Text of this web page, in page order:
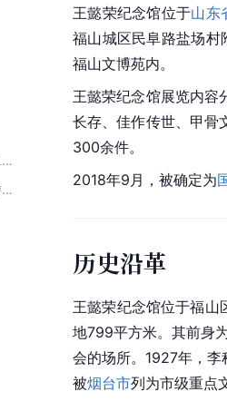
山东省第四批国家二级博物馆名单
烟台市福山区的旅游景点
王懿荣纪念馆位于山东
福山城区民阜路盐场村
福山文博苑内。
王懿荣纪念馆展览内容
长存、佳作传世、甲骨
300余件。
2018年9月，被确定为
历史沿革
王懿荣纪念馆位于福山
地799平方米。其前身
会的场所。1927年，
被烟台市列为市级重点